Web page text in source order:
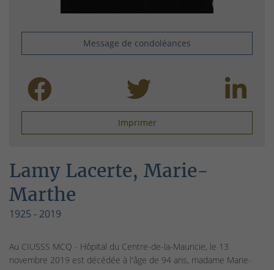
Message de condoléances
Imprimer
Lamy Lacerte, Marie-
Marthe
1925 - 2019
Au CIUSSS MCQ - Hôpital du Centre-de-la-Mauricie, le 13
novembre 2019 est décédée à l'âge de 94 ans, madame Marie-